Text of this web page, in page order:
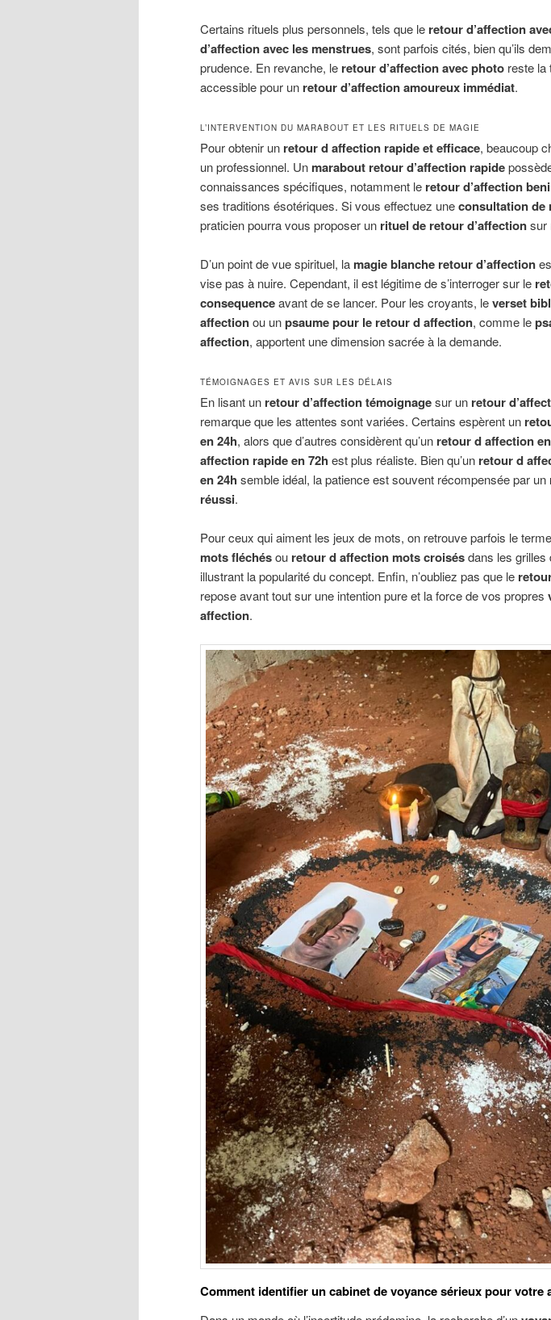
Certains rituels plus personnels, tels que le retour d’affection
d’affection avec les menstrues, sont parfois cités, bien qu’ils
prudence. En revanche, le retour d’affection avec photo reste la
accessible pour un retour d’affection amoureux immédiat.
L’INTERVENTION DU MARABOUT ET LES RITUELS DE MAGIE
Pour obtenir un retour d affection rapide et efficace, beaucoup
un professionnel. Un marabout retour d’affection rapide
connaissances spécifiques, notamment le retour d’affection
ses traditions ésotériques. Si vous effectuez uneconsultation de
praticien pourra vous proposer un rituel de retour d’affectionsur
D’un point de vue spirituel, la magie blanche retour d’affection
vise pas à nuire. Cependant, il est légitime de s’interroger sur le
consequenceavant de se lancer. Pour les croyants, leverset
affectionou unpsaume pour le retour d affection, comme le
affection, apportent une dimension sacrée à la demande.
TÉMOIGNAGES ET AVIS SUR LES DÉLAIS
En lisant un retour d’affection témoignagesur un retour
remarque que les attentes sont variées. Certains espèrent un
en 24h, alors que d’autres considèrent qu’un retour d affection
affection rapide en 72h est plus réaliste. Bien qu’un retour d
en 24h semble idéal, la patience est souvent récompensée par un
réussi.
Pour ceux qui aiment les jeux de mots, on retrouve parfois le terme
mots fléchésou retour d affection mots croisésdans les grilles
illustrant la popularité du concept. Enfin, n’oubliez pas que le
repose avant tout sur une intention pure et la force de vos propres
affection.
Comment identifier un cabinet de voyance sérieux pour votre